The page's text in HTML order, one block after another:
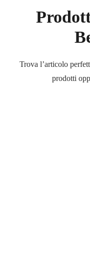
Trova l’articolo
prodotti